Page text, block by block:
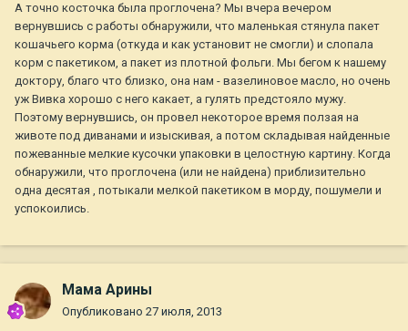
А точно косточка была проглочена? Мы вчера вечером
вернувшись с работы обнаружили, что маленькая стянула пакет
кошачьего корма (откуда и как установит не смогли) и слопала
корм с пакетиком, а пакет из плотной фольги. Мы бегом к нашему
доктору, благо что близко, она нам - вазелиновое масло, но очень
уж Вивка хорошо с него какает, а гулять предстояло мужу.
Поэтому вернувшись, он провел некоторое время ползая на
животе под диванами и изыскивая, а потом складывая найденные
пожеванные мелкие кусочки упаковки в целостную картину. Когда
обнаружили, что проглочена (или не найдена) приблизительно
одна десятая , потыкали мелкой пакетиком в морду, пошумели и
успокоились.
Мама Арины
Опубликовано 27 июля, 2013